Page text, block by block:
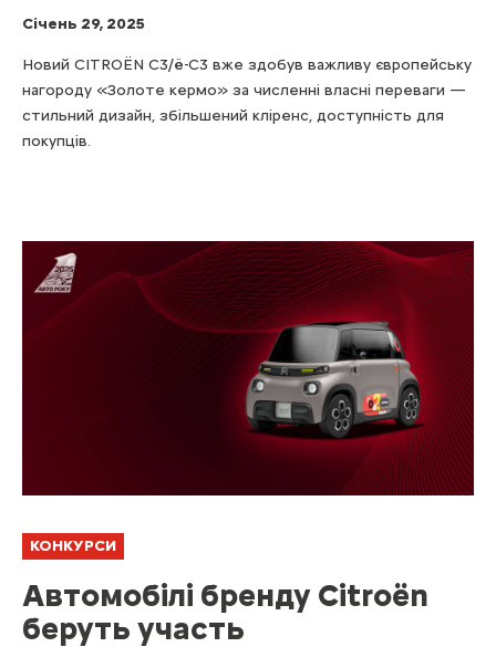
Cічень 29, 2025
Новий CITROЁN С3/ë-C3 вже здобув важливу європейську
нагороду «Золоте кермо» за численні власні переваги —
стильний дизайн, збільшений кліренс, доступність для
покупців.
КОНКУРСИ
Автомобілі бренду Citroën
беруть участь